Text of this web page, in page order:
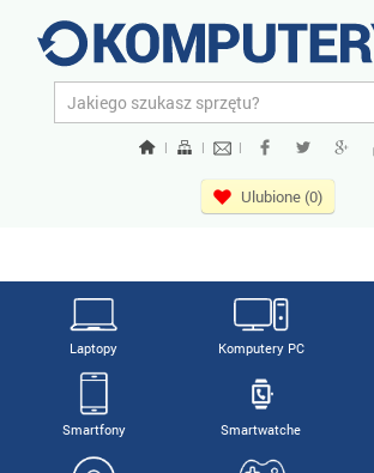
| | |
Ulubione (0)
Laptopy Komputery PC
Smartfony Smartwatche